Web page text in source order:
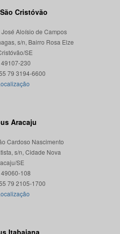
Cristóvão
Aloísio de Campos
s/n, Bairro Rosa Elze
SE
230
Aracaju
Cardoso Nascimento
s/n, Cidade Nova
SE
108